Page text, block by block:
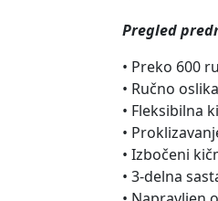
Pregled
• Preko 600
• Ručno
• Fleksibilna
•
• Izbočeni
• 3-delna